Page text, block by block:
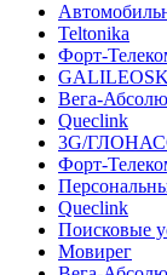
Teltonika
Форт-
Вега-
Queclink
3G/
Форт-
Queclink
Поисковые
Мовирег